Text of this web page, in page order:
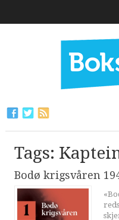
Tags:
Bodø krigsvåren